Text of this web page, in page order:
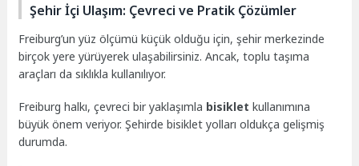
Şehir İçi Ulaşım: Çevreci ve Pratik Çözümler
Freiburg’un yüz ölçümü küçük olduğu için, şehir merkezinde
birçok yere yürüyerek ulaşabilirsiniz. Ancak, toplu taşıma
araçları da sıklıkla kullanılıyor.
Freiburg halkı, çevreci bir yaklaşımla bisiklet kullanımına
büyük önem veriyor. Şehirde bisiklet yolları oldukça gelişmiş
durumda.